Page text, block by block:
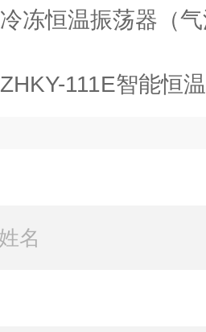
冷冻恒温振荡器（
ZHKY-111E智能恒